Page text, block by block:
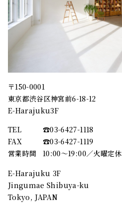
〒150-0001
東京都渋谷区神宮前6-18-12
E-Harajuku3F
TEL
☎︎03-6427-1118
FAX
☎︎03-6427-1119
営業時間
10:00～19:00／火曜定休
E-Harajuku 3F
Jingumae Shibuya-ku
Tokyo, JAPAN